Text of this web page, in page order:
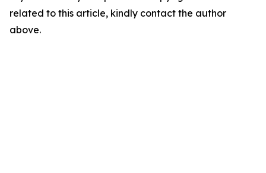
related to this article, kindly contact the author
above.